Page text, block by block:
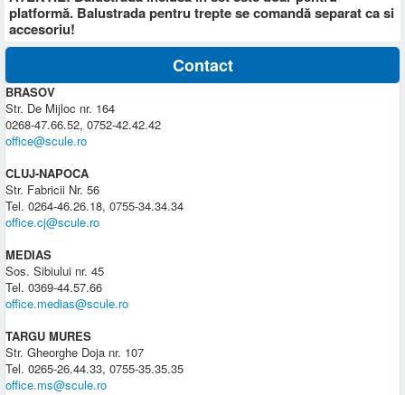
platformă. Balustrada pentru trepte se comandă separat ca si
accesoriu!
Contact
BRASOV
Str. De Mijloc nr. 164
0268-47.66.52, 0752-42.42.42
office@scule.ro
CLUJ-NAPOCA
Str. Fabricii Nr. 56
Tel. 0264-46.26.18, 0755-34.34.34
office.cj@scule.ro
MEDIAS
Sos. Sibiului nr. 45
Tel. 0369-44.57.66
office.medias@scule.ro
TARGU MURES
Str. Gheorghe Doja nr. 107
Tel. 0265-26.44.33, 0755-35.35.35
office.ms@scule.ro